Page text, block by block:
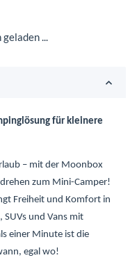
...
für kleinere
– mit der Moonbox
zum Mini-Camper!
Freiheit und Komfort in
SUVs und Vans mit
einer Minute ist die
egal wo!